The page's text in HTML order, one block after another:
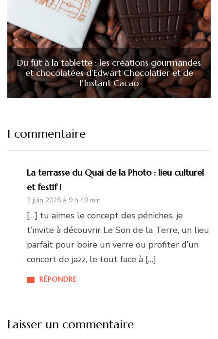
Du fût à la tablette : les créations gourmandes
et chocolatées d’Edwart Chocolatier et de
l’Instant Cacao
1 commentaire
La terrasse du Quai de la Photo : lieu culturel
et festif !
2 juin 2025 à 9 h 49 min
RÉPONDRE
[…] tu aimes le concept des péniches, je
t’invite à découvrir Le Son de la Terre, un lieu
parfait pour boire un verre ou profiter d’un
concert de jazz, le tout face à […]
Laisser un commentaire